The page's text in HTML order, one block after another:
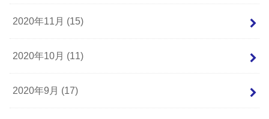
2020年11月 (15)
2020年10月 (11)
2020年9月 (17)